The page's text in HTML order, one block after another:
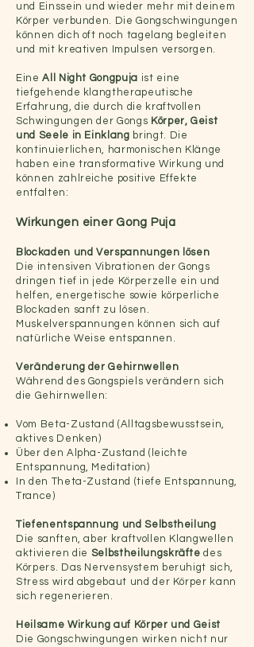
und Einssein und wieder mehr mit deinem
Körper verbunden. Die Gongschwingungen
können dich oft noch tagelang begleiten
und mit kreativen Impulsen versorgen.
EineAll Night Gongpuja ist eine
tiefgehende klangtherapeutische
Erfahrung, die durch die kraftvollen
Schwingungen der Gongs Körper, Geist
und Seele in Einklang bringt. Die
kontinuierlichen, harmonischen Klänge
haben eine transformative Wirkung und
können zahlreiche positive Effekte
entfalten:
Wirkungen einer Gong Puja
Blockaden und Verspannungen lösen
Die intensiven Vibrationen der Gongs
dringen tief in jede Körperzelle ein und
helfen, energetische sowie körperliche
Blockaden sanft zu lösen.
Muskelverspannungen können sich auf
natürliche Weise entspannen.
Veränderung der Gehirnwellen
Während des Gongspiels verändern sich
die Gehirnwellen:
Vom Beta-Zustand (Alltagsbewusstsein,
aktives Denken)
Über den Alpha-Zustand (leichte
Entspannung, Meditation)
In den Theta-Zustand (tiefe Entspannung,
Trance)
Tiefenentspannung und Selbstheilung
Die sanften, aber kraftvollen Klangwellen
aktivieren die Selbstheilungskräftedes
Körpers. Das Nervensystem beruhigt sich,
Stress wird abgebaut und der Körper kann
sich regenerieren.
Heilsame Wirkung auf Körper und Geist
Die Gongschwingungen wirken nicht nur